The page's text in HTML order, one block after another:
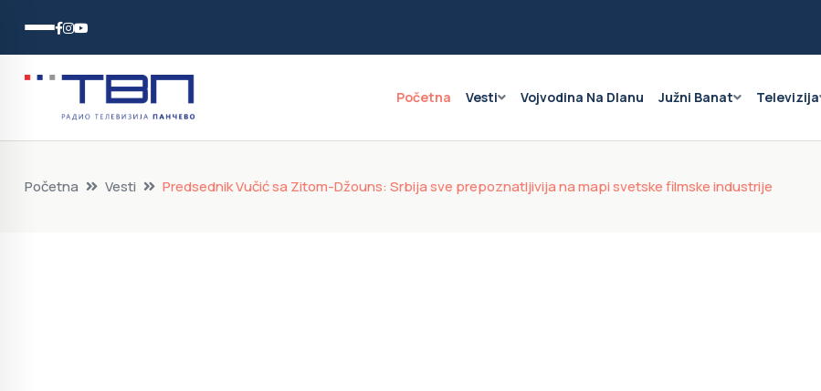
Početna Vesti Vojvodina Na Dlanu Južni Banat Televizija
Početna Vesti Predsednik Vučić sa Zitom-Džouns: Srbija sve prepoznatljivija na mapi svetske filmske industrije